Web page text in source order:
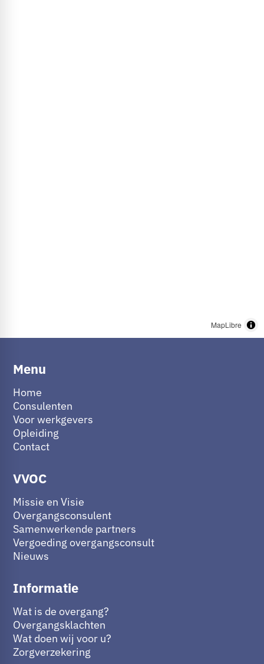
MapLibre
Menu
Home
Consulenten
Voor werkgevers
Opleiding
Contact
VVOC
Missie en Visie
Overgangsconsulent
Samenwerkende partners
Vergoeding overgangsconsult
Nieuws
Informatie
Wat is de overgang?
Overgangsklachten
Wat doen wij voor u?
Zorgverzekering